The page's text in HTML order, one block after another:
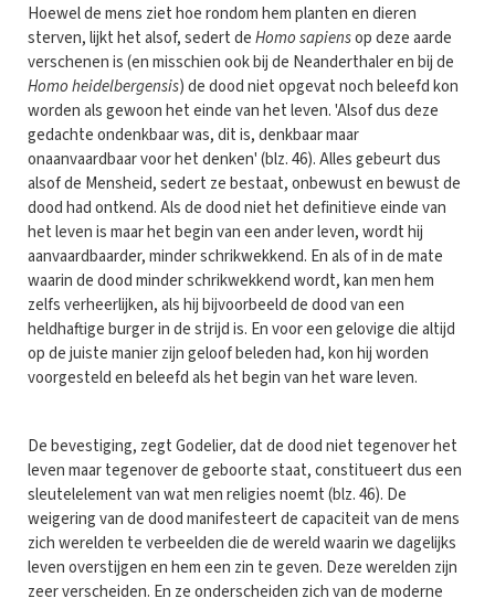
Hoewel de mens ziet hoe rondom hem planten en dieren
sterven, lijkt het alsof, sedert deHomo sapiensop deze aarde
verschenen is (en misschien ook bij de Neanderthaler en bij de
Homo heidelbergensis) de dood niet opgevat noch beleefd kon
worden als gewoon het einde van het leven. 'Alsof dus deze
gedachte ondenkbaar was, dit is, denkbaar maar
onaanvaardbaar voor het denken' (blz. 46). Alles gebeurt dus
alsof de Mensheid, sedert ze bestaat, onbewust en bewust de
dood had ontkend. Als de dood niet het definitieve einde van
het leven is maar het begin van een ander leven, wordt hij
aanvaardbaarder, minder schrikwekkend. En als of in de mate
waarin de dood minder schrikwekkend wordt, kan men hem
zelfs verheerlijken, als hij bijvoorbeeld de dood van een
heldhaftige burger in de strijd is. En voor een gelovige die altijd
op de juiste manier zijn geloof beleden had, kon hij worden
voorgesteld en beleefd als het begin van het ware leven.
De bevestiging, zegt Godelier, dat de dood niet tegenover het
leven maar tegenover de geboorte staat, constitueert dus een
sleutelelement van wat men religies noemt (blz. 46). De
weigering van de dood manifesteert de capaciteit van de mens
zich werelden te verbeelden die de wereld waarin we dagelijks
leven overstijgen en hem een zin te geven. Deze werelden zijn
zeer verscheiden. En ze onderscheiden zich van de moderne